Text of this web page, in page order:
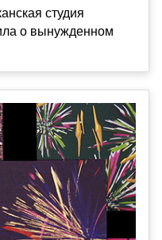
студия
о вынужденном